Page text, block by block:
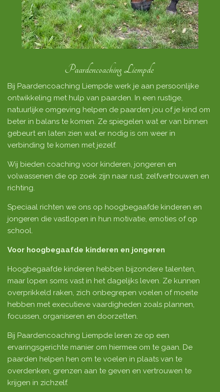
Paardencoaching Liempde
Bij Paardencoaching Liempde werk je aan persoonlijke
ontwikkeling met hulp van paarden. In een rustige,
natuurlijke omgeving helpen de paarden jou of je kind om
beter in balans te komen. Ze spiegelen wat er van binnen
gebeurt en laten zien wat er nodig is om weer in
verbinding te komen met jezelf.
Wij bieden coaching voor kinderen, jongeren en
volwassenen die op zoek zijn naar rust, zelfvertrouwen en
richting.
Speciaal richten we ons op hoogbegaafde kinderen en
jongeren die vastlopen in hun motivatie, emoties of op
school.
Voor hoogbegaafde kinderen en jongeren
Hoogbegaafde kinderen hebben bijzondere talenten,
maar lopen soms vast in het dagelijks leven. Ze kunnen
overprikkeld raken, zich onbegrepen voelen of moeite
hebben met executieve vaardigheden zoals plannen,
focussen, organiseren en doorzetten.
Bij Paardencoaching Liempde leren ze op een
ervaringsgerichte manier om hiermee om te gaan. De
paarden helpen hen om te voelen in plaats van te
overdenken, grenzen aan te geven en vertrouwen te
krijgen in zichzelf.